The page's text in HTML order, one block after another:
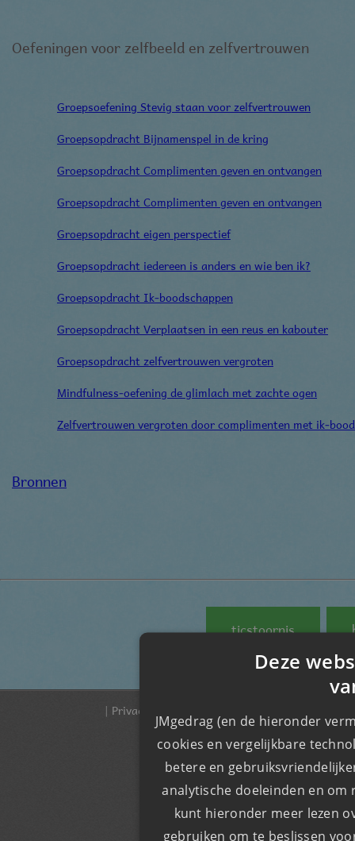
Oefeningen voor zelfbeeld en zelfvertrouwen
Groepsoefening Stevig staan voor zelfvertrouwen
Groepsopdracht Bijnamenspel in de kring
Groepsopdracht Complimenten geven en ontvangen
Groepsopdracht Complimenten geven en ontvangen
Groepsopdracht eigen perspectief
Groepsopdracht iedereen is anders en wie ben ik?
Groepsopdracht Ik-boodschappen
Groepsopdracht Verplaatsen in een reus en kabouter
Groepsopdracht zelfvertrouwen vergroten
Mindfulness-oefening de glimlach met zachte ogen
Zelfvertrouwen vergroten door complimenten met ik-
Bronnen
ticstoornis
| Privacy & Cookiebeleid
Deze
JMgedrag (en de hieronder
cookies en vergelijkbare
​​betere en
analytische doeleinden en om
kunt hieronder meer lezen
gebruiken om te beslissen